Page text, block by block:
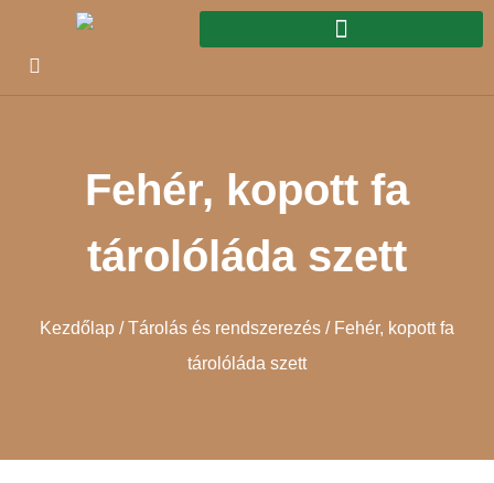
Fehér, kopott fa
tárolóláda szett
Kezdőlap /Tárolás és rendszerezés / Fehér, kopott fa
tárolóláda szett